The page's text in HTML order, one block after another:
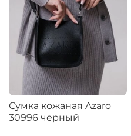
Сумка кожаная Azaro
30996 черный